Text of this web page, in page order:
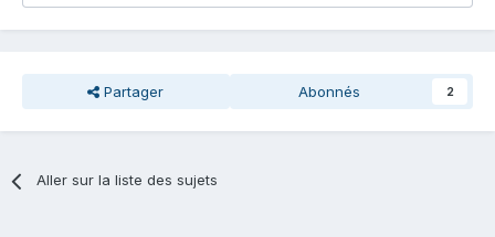
Partager Abonnés 2
Aller sur la liste des sujets